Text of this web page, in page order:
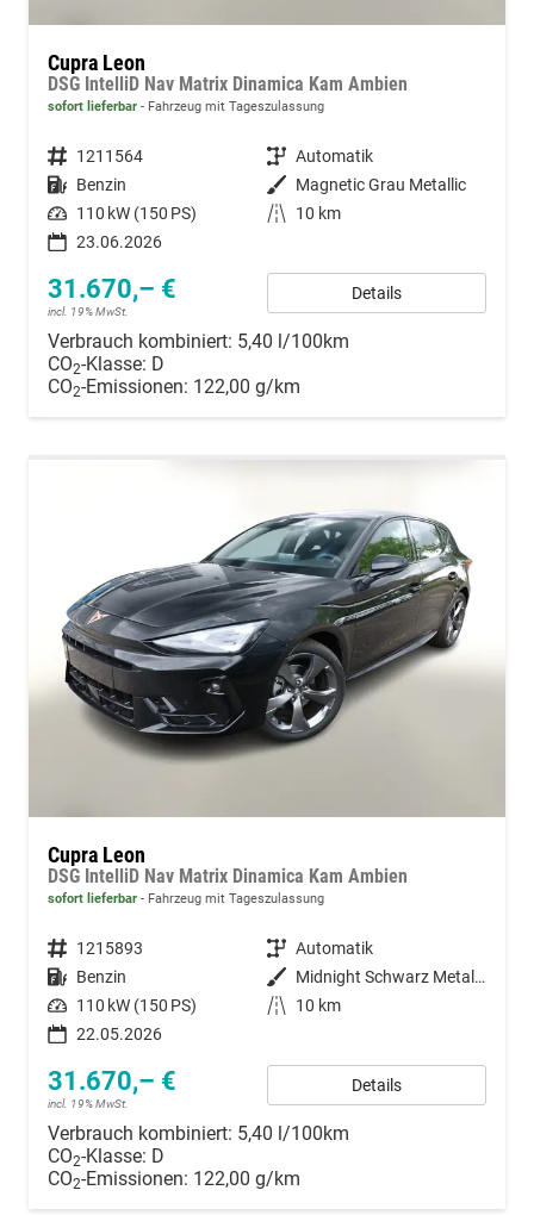
Cupra Leon
DSG IntelliD Nav Matrix Dinamica Kam Ambien
sofort lieferbar Fahrzeug mit Tageszulassung
Fahrzeugnummer 1211564 Getriebe Automatik
Kraftstoff Benzin Außenfarbe Magnetic Grau Metallic
Leistung 110 kW (150 PS) Kilometerstand
10 km
23.06.2026
31.670,– €
incl. 19% MwSt.
Details
Verbrauch kombiniert: 5,40 l/100km
CO2-Klasse: D
CO2-Emissionen: 122,00 g/km
Cupra Leon
DSG IntelliD Nav Matrix Dinamica Kam Ambien
sofort lieferbar Fahrzeug mit Tageszulassung
Fahrzeugnummer 1215893 Getriebe Automatik
Kraftstoff Benzin Außenfarbe
Midnight Schwarz Metallic
Leistung 110 kW (150 PS) Kilometerstand
10 km
22.05.2026
31.670,– €
incl. 19% MwSt.
Details
Verbrauch kombiniert: 5,40 l/100km
CO2-Klasse: D
CO2-Emissionen: 122,00 g/km